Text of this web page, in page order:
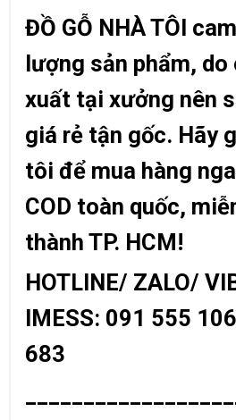
ĐỒ GỖ NHÀ TÔI
lượng sản phẩm,
xuất tại xưởng nên
giá rẻ tận gốc. Hãy
tôi để mua hàng
COD toàn quốc,
thành TP. HCM!
HOTLINE/ ZALO/
IMESS: 091 555
683